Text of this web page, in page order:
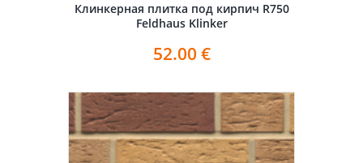
Клинкерная плитка под кирпич R750
Feldhaus Klinker
52.00 €